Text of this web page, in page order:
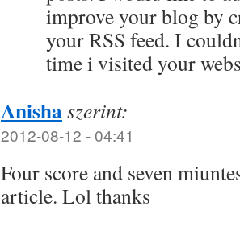
improve your blog by
your RSS feed. I
time i visited your
Anishaszerint:
2012-08-12 - 04:41
Four score and seven
article. Lol thanks